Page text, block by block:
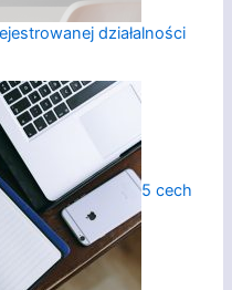
działalności
5 cech